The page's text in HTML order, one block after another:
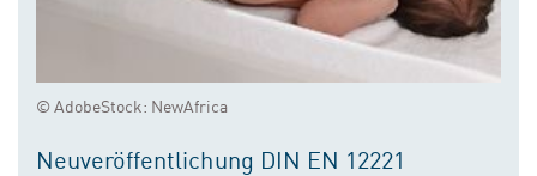
© AdobeStock: NewAfrica
Neuveröffentlichung DIN EN 12221